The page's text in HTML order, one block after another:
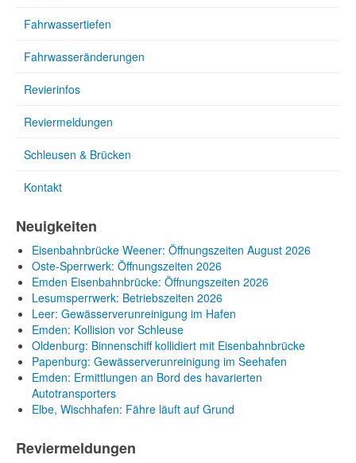
Fahrwassertiefen
Fahrwasseränderungen
Revierinfos
Reviermeldungen
Schleusen & Brücken
Kontakt
Neuigkeiten
Eisenbahnbrücke Weener: Öffnungszeiten August 2026
Oste-Sperrwerk: Öffnungszeiten 2026
Emden Eisenbahnbrücke: Öffnungszeiten 2026
Lesumsperrwerk: Betriebszeiten 2026
Leer: Gewässerverunreinigung im Hafen
Emden: Kollision vor Schleuse
Oldenburg: Binnenschiff kollidiert mit Eisenbahnbrücke
Papenburg: Gewässerverunreinigung im Seehafen
Emden: Ermittlungen an Bord des havarierten
Autotransporters
Elbe, Wischhafen: Fähre läuft auf Grund
Reviermeldungen